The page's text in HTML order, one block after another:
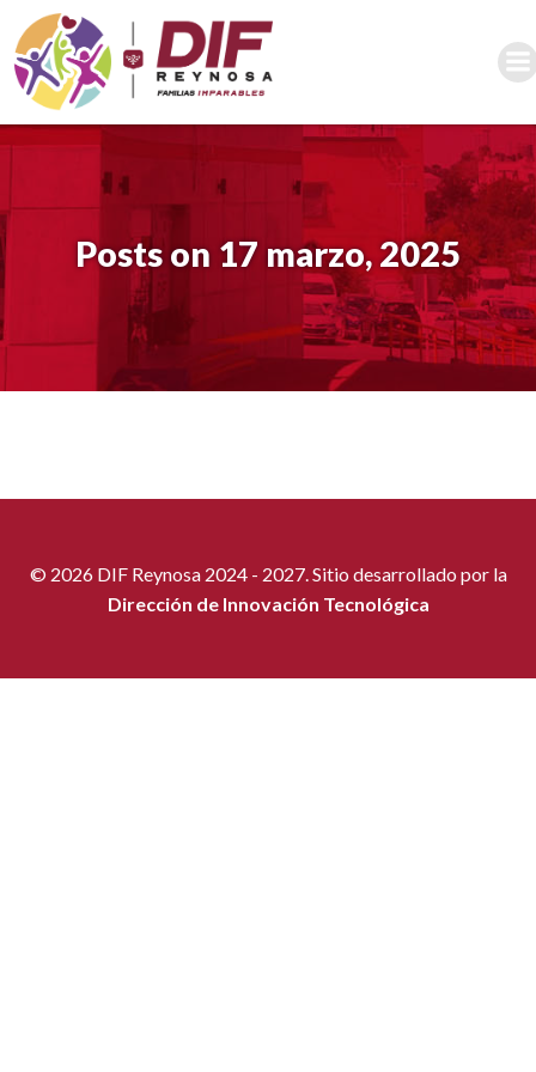
al
contenido
Posts on 17 marzo, 2025
© 2026 DIF Reynosa 2024 - 2027. Sitio desarrollado por la
Dirección de Innovación Tecnológica